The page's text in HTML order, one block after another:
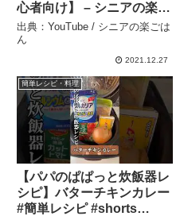
心者向け】 – シニアの楽ご
はん
出典：YouTube / シニアの楽ごは
ん
2021.12.27
簡単レシピ・料理
【パパのぱぱっと炊飯器レ
シピ】バターチキンカレー
#簡単レシピ #shorts